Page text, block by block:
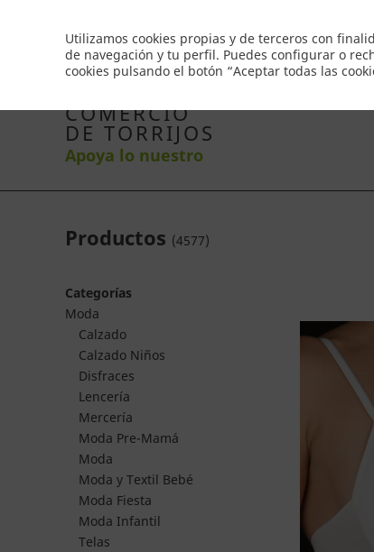
Utilizamos cookies propias y de terceros con
de navegación y tu perfil. Puedes configurar o
cookies pulsando el botón “Aceptar todas las
Inicio Productos Comercios Ofertas
COMERCIO
DE TORRIJOS
Apoya lo nuestro
Productos (4577)
Categorías
Moda
Calzado
Calzado Niños
Disfraces
Lencería
Mercería
Moda Pre-Mamá
Moda
Moda y Textil Bebé
Moda Fiesta
Moda Infantil
Telas